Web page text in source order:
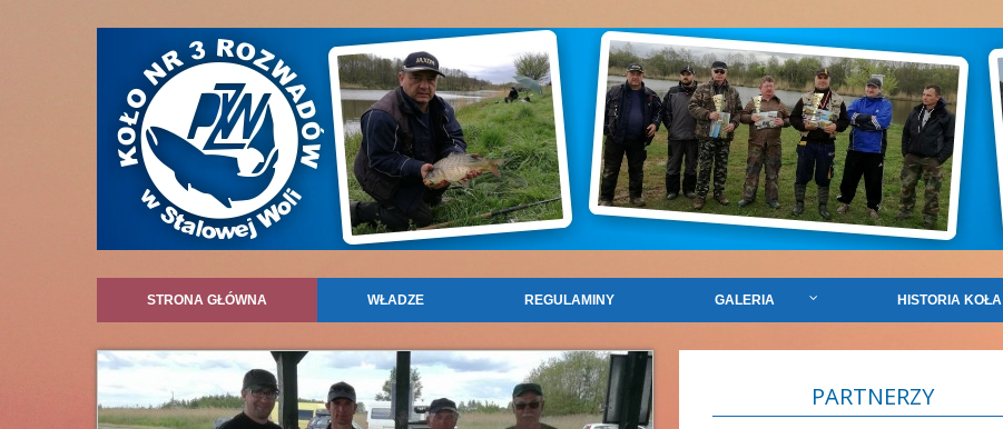
STRONA GŁÓWNA WŁADZE REGULAMINY GALERIA HISTORIA KOŁA
PARTNERZY